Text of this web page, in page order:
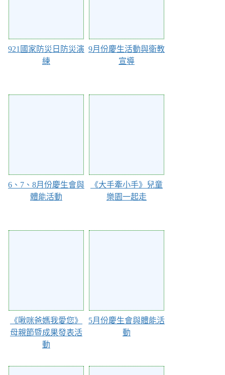
921國家防災日防災演
練
9月份慶生活動與衛教
宣導
6、7、8月份慶生會與
體能活動
《大手牽小手》兒童
樂園一起走
《啾咪爸媽我愛您》
母親節暨成果發表活
動
5月份慶生會與體能活
動